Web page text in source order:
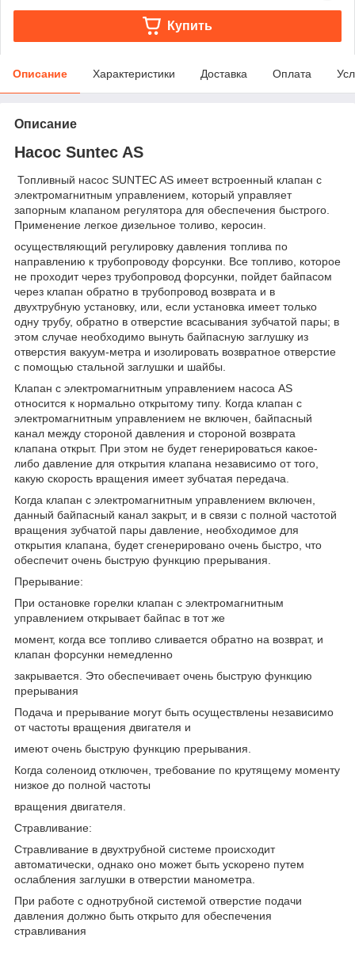
Купить
Описание Характеристики Доставка Оплата
Описание
Насос Suntec AS
Топливный насос SUNTEC AS имеет встроенный клапан с
электромагнитным управлением, который управляет
запорным клапаном регулятора для обеспечения быстрого.
Применение легкое дизельное толиво, керосин.
осуществляющий регулировку давления топлива по
направлению к трубопроводу форсунки. Все топливо, которое
не проходит через трубопровод форсунки, пойдет байпасом
через клапан обратно в трубопровод возврата и в
двухтрубную установку, или, если установка имеет только
одну трубу, обратно в отверстие всасывания зубчатой пары; в
этом случае необходимо вынуть байпасную заглушку из
отверстия вакуум-метра и изолировать возвратное отверстие
с помощью стальной заглушки и шайбы.
Клапан с электромагнитным управлением насоса AS
относится к нормально открытому типу. Когда клапан с
электромагнитным управлением не включен, байпасный
канал между стороной давления и стороной возврата
клапана открыт. При этом не будет генерироваться какое-
либо давление для открытия клапана независимо от того,
какую скорость вращения имеет зубчатая передача.
Когда клапан с электромагнитным управлением включен,
данный байпасный канал закрыт, и в связи с полной частотой
вращения зубчатой пары давление, необходимое для
открытия клапана, будет сгенерировано очень быстро, что
обеспечит очень быструю функцию прерывания.
Прерывание:
При остановке горелки клапан с электромагнитным
управлением открывает байпас в тот же
момент, когда все топливо сливается обратно на возврат, и
клапан форсунки немедленно
закрывается. Это обеспечивает очень быструю функцию
прерывания
Подача и прерывание могут быть осуществлены независимо
от частоты вращения двигателя и
имеют очень быструю функцию прерывания.
Когда соленоид отключен, требование по крутящему моменту
низкое до полной частоты
вращения двигателя.
Стравливание:
Стравливание в двухтрубной системе происходит
автоматически, однако оно может быть ускорено путем
ослабления заглушки в отверстии манометра.
При работе с однотрубной системой отверстие подачи
давления должно быть открыто для обеспечения
стравливания